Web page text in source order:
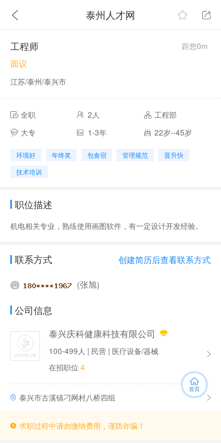
泰州人才网
工程师 距您0m
面议
江苏/泰州/泰兴市
全职 2人
工程部
大专
1-3年 22岁--45岁
环境好 年终奖 包食宿 管理规范
晋升快
技术培训
职位描述
机电相关专业，熟练使用画图软件，有一定设计开发经验。
联系方式 创建简历后查看联系方式
(张旭)
公司信息
泰兴庆科健康科技有限公司
100-499人 | 民营 | 医疗设备/器械
在招职位 4
泰兴市古溪镇刁网村八桥四组
求职过程中请勿缴纳费用，谨防诈骗！
首页